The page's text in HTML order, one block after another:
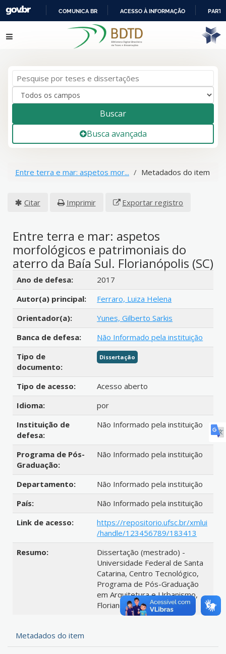
IR
PARA
COMUNICA BR ACESSO À INFORMAÇÃO
Pular para o conteúdo
Buscar
Busca avançada
Entre terra e mar: aspetos mor... Metadados do item
Citar Imprimir Exportar registro
Entre terra e mar: aspetos
morfológicos e patrimoniais do
aterro da Baía Sul. Florianópolis (SC)
Detalhes bibliográficos
Ano de defesa:
2017
Autor(a) principal:
Ferraro, Luiza Helena
Orientador(a):
Yunes, Gilberto Sarkis
Banca de defesa:
Não Informado pela instituição
Tipo de
documento:
Dissertação
Tipo de acesso:
Acesso aberto
Idioma:
por
Instituição de
defesa:
Não Informado pela instituição
Programa de Pós-
Graduação:
Não Informado pela instituição
Departamento:
Não Informado pela instituição
País:
Não Informado pela instituição
Link de acesso:
https://repositorio.ufsc.br/xmlui
/handle/123456789/183413
Resumo:
Dissertação (mestrado) -
Universidade Federal de Santa
Catarina, Centro Tecnológico,
Programa de Pós-Graduação
em Arquitetura e Urbanismo,
Florianópolis, 2017.
Metadados do item